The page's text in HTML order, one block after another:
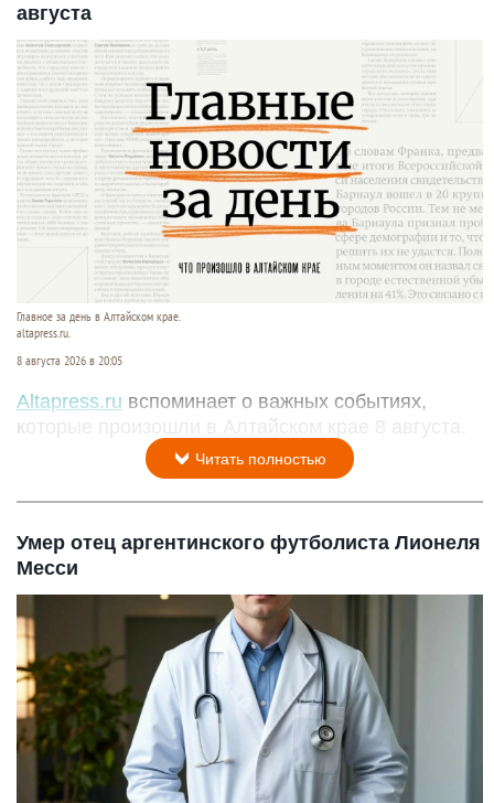
августа
Главное за день в Алтайском крае.
altapress.ru.
8 августа 2026 в 20:05
Altapress.ru вспоминает о важных событиях,
которые произошли в Алтайском крае 8 августа.
Читать полностью
Умер отец аргентинского футболиста Лионеля
Месси